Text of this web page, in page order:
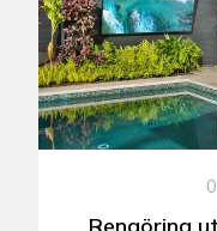
Rengöring